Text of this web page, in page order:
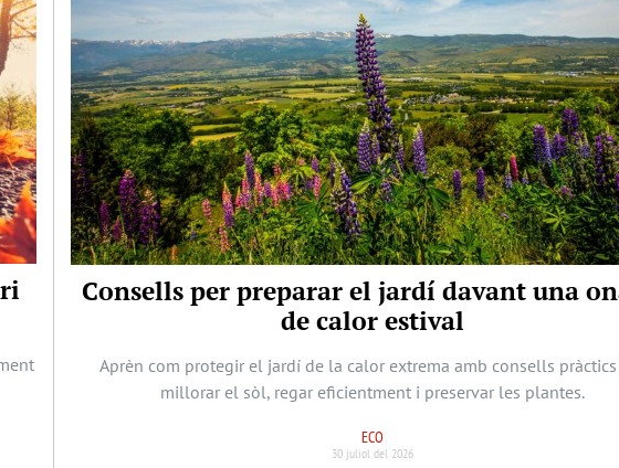
Consells per preparar el jardí davant una
de calor estival
Aprèn com protegir el jardí de la calor extrema amb consells
millorar el sòl, regar eficientment i preservar les plantes.
ECO
30 juliol del 2026